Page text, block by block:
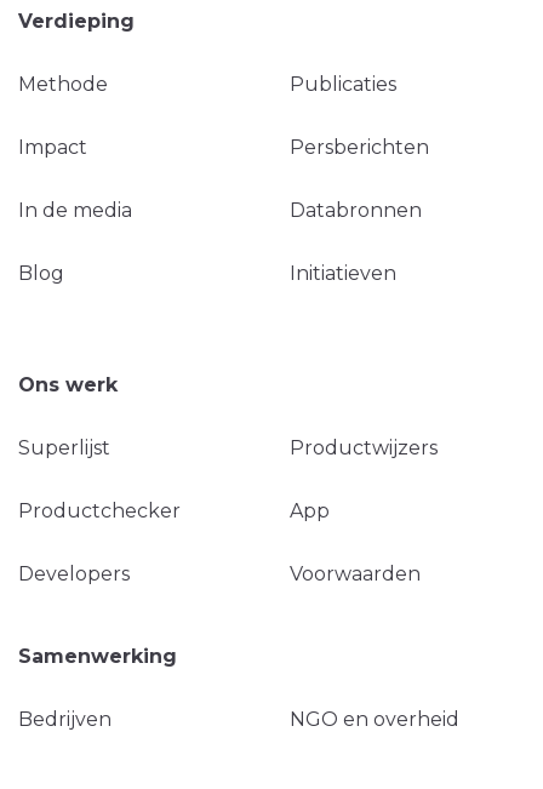
Verdieping
Methode Publicaties
Impact Persberichten
In de media Databronnen
Blog Initiatieven
Ons werk
Superlijst Productwijzers
Productchecker App
Developers Voorwaarden
Samenwerking
Bedrijven NGO en overheid